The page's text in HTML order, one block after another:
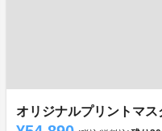
オリジナルプリントマ